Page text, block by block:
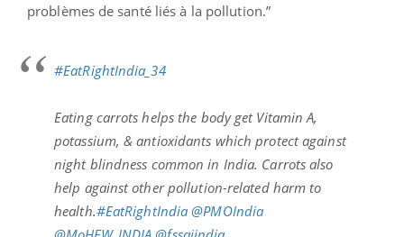
problèmes de santé liés à la pollution.”
#EatRightIndia_34
Eating carrots helps the body get Vitamin A,
potassium, & antioxidants which protect against
night blindness common in India. Carrots also
help against other pollution-related harm to
health.#EatRightIndia @PMOIndia